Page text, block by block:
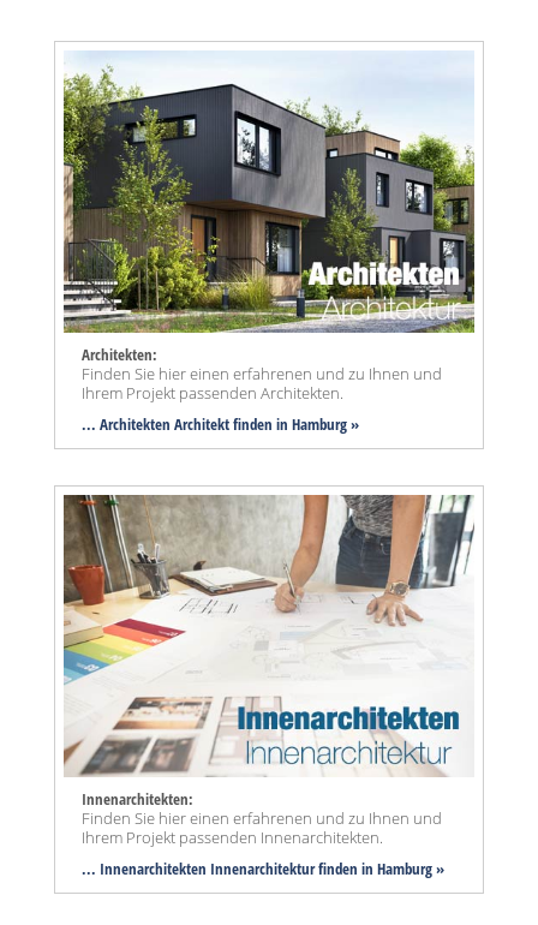
Architekten:
Finden Sie hier einen erfahrenen und zu Ihnen und
Ihrem Projekt passenden Architekten.
... Architekten Architekt finden in Hamburg »
Innenarchitekten:
Finden Sie hier einen erfahrenen und zu Ihnen und
Ihrem Projekt passenden Innenarchitekten.
... Innenarchitekten Innenarchitektur finden in Hamburg »